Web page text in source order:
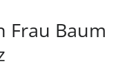
Frau Baum